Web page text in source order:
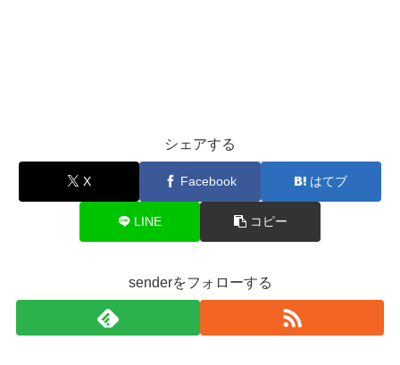
シェアする
X Facebook はてブ
LINE コピー
senderをフォローする